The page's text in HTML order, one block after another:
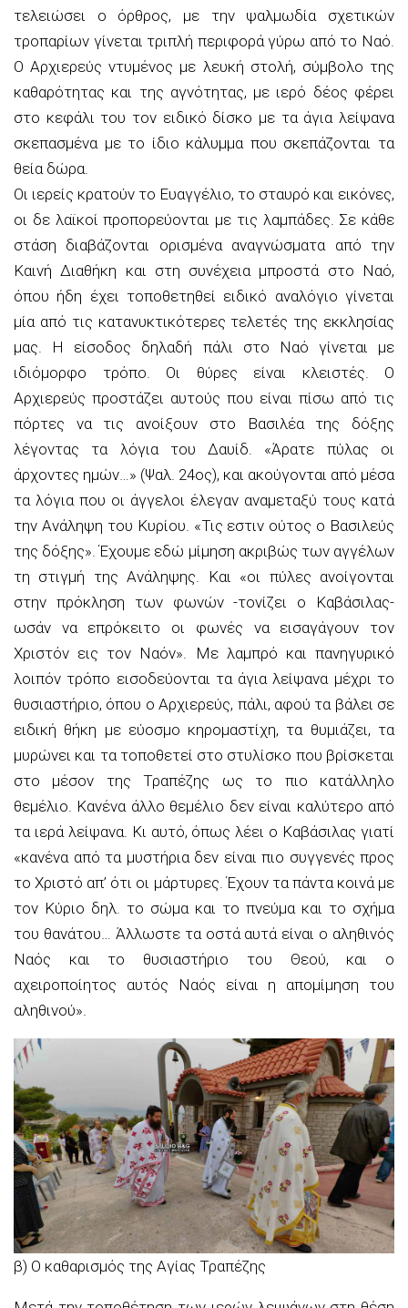
τελειώσει ο όρθρος, με την ψαλμωδία σχετικών
τροπαρίων γίνεται τριπλή περιφορά γύρω από το Ναό.
Ο Αρχιερεύς ντυμένος με λευκή στολή, σύμβολο της
καθαρότητας και της αγνότητας, με ιερό δέος φέρει
στο κεφάλι του τον ειδικό δίσκο με τα άγια λείψανα
σκεπασμένα με το ίδιο κάλυμμα που σκεπάζονται τα
θεία δώρα.
Οι ιερείς κρατούν το Ευαγγέλιο, το σταυρό και εικόνες,
οι δε λαϊκοί προπορεύονται με τις λαμπάδες. Σε κάθε
στάση διαβάζονται ορισμένα αναγνώσματα από την
Καινή Διαθήκη και στη συνέχεια μπροστά στο Ναό,
όπου ήδη έχει τοποθετηθεί ειδικό αναλόγιο γίνεται
μία από τις κατανυκτικότερες τελετές της εκκλησίας
μας. Η είσοδος δηλαδή πάλι στο Ναό γίνεται με
ιδιόμορφο τρόπο. Οι θύρες είναι κλειστές. Ο
Αρχιερεύς προστάζει αυτούς που είναι πίσω από τις
πόρτες να τις ανοίξουν στο Βασιλέα της δόξης
λέγοντας τα λόγια του Δαυίδ. «Άρατε πύλας οι
άρχοντες ημών…» (Ψαλ. 24ος), και ακούγονται από μέσα
τα λόγια που οι άγγελοι έλεγαν αναμεταξύ τους κατά
την Ανάληψη του Κυρίου. «Τις εστιν ούτος ο Βασιλεύς
της δόξης». Έχουμε εδώ μίμηση ακριβώς των αγγέλων
τη στιγμή της Ανάληψης. Και «οι πύλες ανοίγονται
στην πρόκληση των φωνών -τονίζει ο Καβάσιλας-
ωσάν να επρόκειτο οι φωνές να εισαγάγουν τον
Χριστόν εις τον Ναόν». Με λαμπρό και πανηγυρικό
λοιπόν τρόπο εισοδεύονται τα άγια λείψανα μέχρι το
θυσιαστήριο, όπου ο Αρχιερεύς, πάλι, αφού τα βάλει σε
ειδική θήκη με εύοσμο κηρομαστίχη, τα θυμιάζει, τα
μυρώνει και τα τοποθετεί στο στυλίσκο που βρίσκεται
στο μέσον της Τραπέζης ως το πιο κατάλληλο
θεμέλιο. Κανένα άλλο θεμέλιο δεν είναι καλύτερο από
τα ιερά λείψανα. Κι αυτό, όπως λέει ο Καβάσιλας γιατί
«κανένα από τα μυστήρια δεν είναι πιο συγγενές προς
το Χριστό απ’ ότι οι μάρτυρες. Έχουν τα πάντα κοινά με
τον Κύριο δηλ. το σώμα και το πνεύμα και το σχήμα
του θανάτου… Άλλωστε τα οστά αυτά είναι ο αληθινός
Ναός και το θυσιαστήριο του Θεού, και ο
αχειροποίητος αυτός Ναός είναι η απομίμηση του
αληθινού».
β) Ο καθαρισμός της Αγίας Τραπέζης